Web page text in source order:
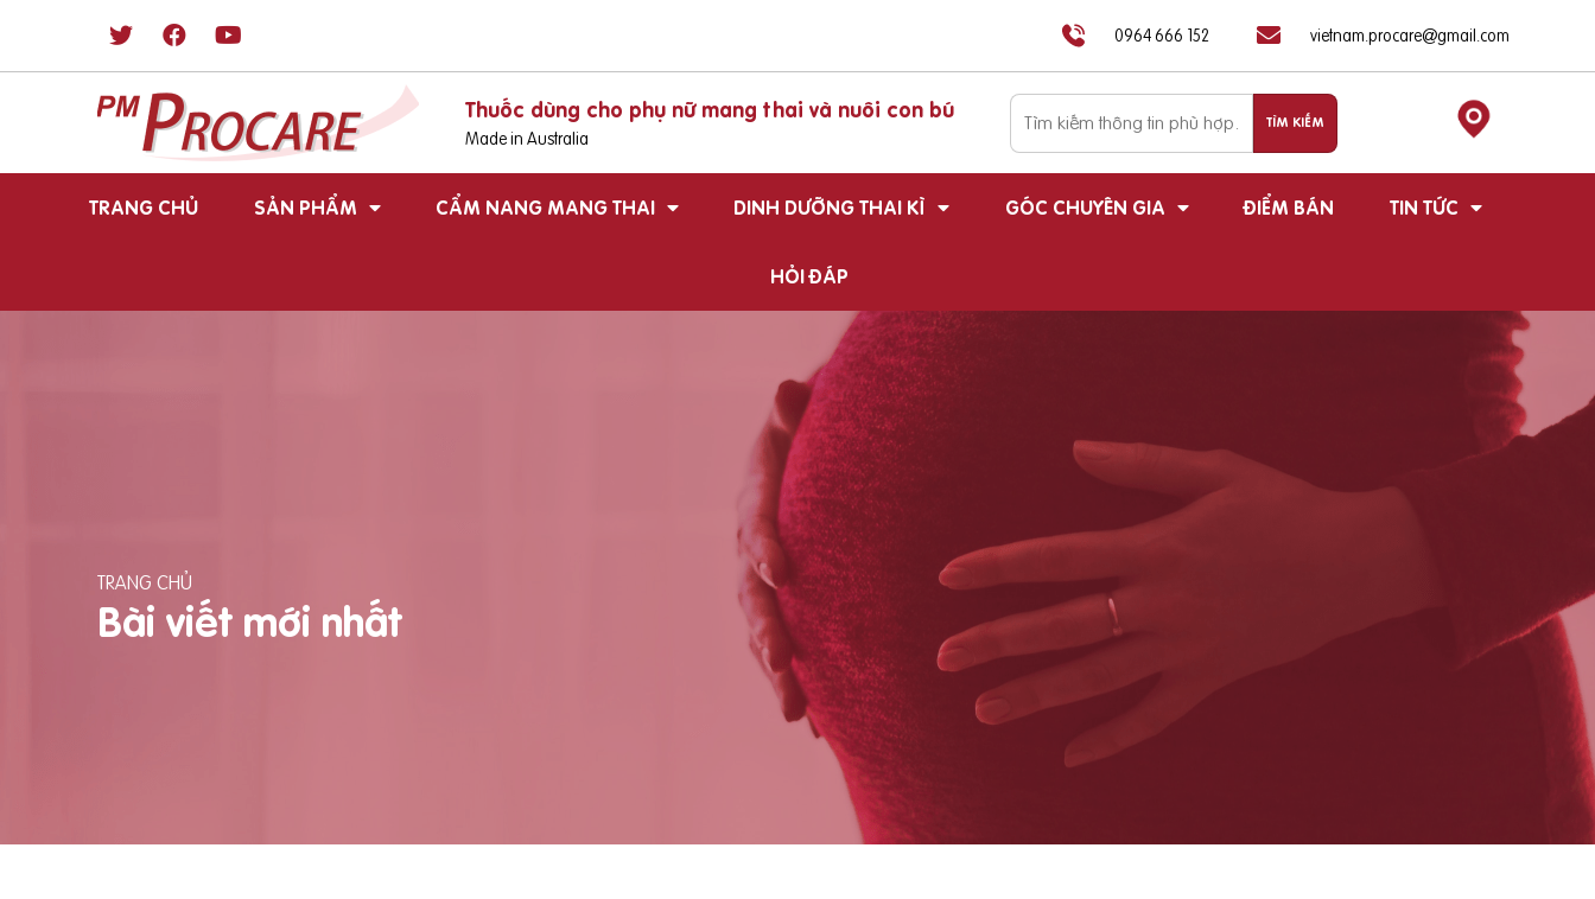
0964 666 152 vietnam.procare@gmail.com
Thuốc dùng cho phụ nữ mang thai và nuôi con bú
Made in Australia
TRANG CHỦ SẢN PHẨM CẨM NANG MANG THAI DINH DƯỠNG THAI KÌ GÓC CHUYÊN GIA ĐIỂM BÁN TIN TỨC
HỎI ĐÁP
TRANG CHỦ
Bài viết mới nhất